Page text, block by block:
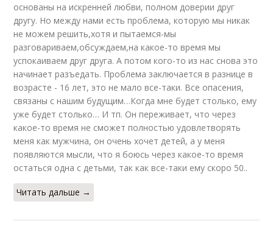
Идеальная разница
Проблемы при
большой разнице
Разница на
планирование
основаны на искренней любви, полном доверии друг
другу. Но между нами есть проблема, которую мы никак
не можем решить,хотя и пытаемся-мы
разговариваем,обсуждаем,на какое-то время мы
успокаиваем друг друга. А потом кого-то из нас снова это
начинает разъедать. Проблема заключается в разнице в
возрасте - 16 лет, это не мало все-таки. Все опасения,
связаны с нашим будущим…Когда мне будет столько, ему
уже будет столько… И тп. Он переживает, что через
какое-то время не сможет полностью удовлетворять
меня как мужчина, он очень хочет детей, а у меня
появляются мысли, что я боюсь через какое-то время
остаться одна с детьми, так как все-таки ему скоро 50..
Читать дальше →